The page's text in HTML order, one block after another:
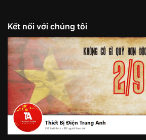
Kết nối với chúng tôi